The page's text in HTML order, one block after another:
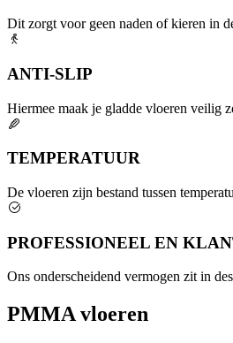
Dit zorgt voor geen naden of kieren in
ANTI-SLIP
Hiermee maak je gladde vloeren veilig
TEMPERATUUR
De vloeren zijn bestand tussen
PROFESSIONEEL EN
Ons onderscheidend vermogen zit in
PMMA vloeren